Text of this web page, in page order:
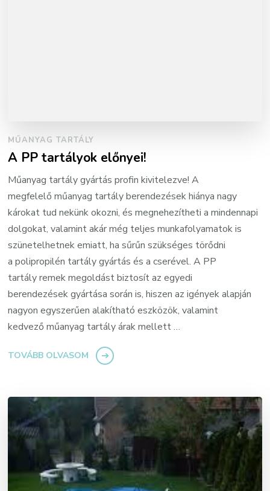
MŰANYAG TARTÁLY
A PP tartályok előnyei!
Műanyag tartály gyártás profin kivitelezve! A
megfelelő műanyag tartály berendezések hiánya nagy
károkat tud nekünk okozni, és megnehezítheti a mindennapi
dolgokat, valamint akár még teljes munkafolyamatok is
szünetelhetnek emiatt, ha sűrűn szükséges törődni
a polipropilén tartály gyártás és a cserével. A PP
tartály remek megoldást biztosít az egyedi
berendezések gyártása során is, hiszen az igények alapján
nagyon egyszerűen alakítható eszközök, valamint
kedvező műanyag tartály árak mellett …
TOVÁBB OLVASOM